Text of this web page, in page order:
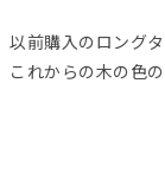
以前購入のロング
これからの木の色